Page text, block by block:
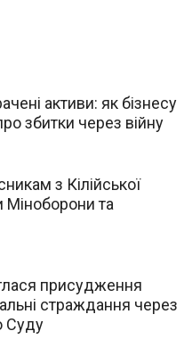
активи: як бізнесу
збитки через війну
Міноборони та
присудження
страждання через
Суду